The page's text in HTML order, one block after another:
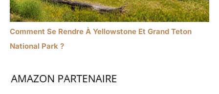
Comment Se Rendre À Yellowstone Et Grand Teton
National Park ?